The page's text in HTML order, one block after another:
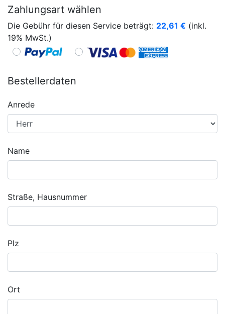
Zahlungsart wählen
Die Gebühr für diesen Service beträgt: 22,61 € (inkl.
19% MwSt.)
Bestellerdaten
Anrede
Name
Straße, Hausnummer
Plz
Ort